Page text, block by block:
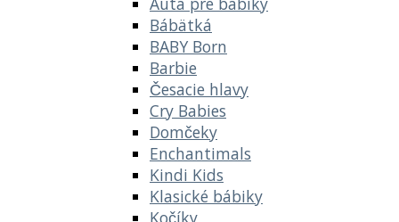
Bábätká
BABY Born
Barbie
Česacie hlavy
Cry Babies
Domčeky
Enchantimals
Kindi Kids
Klasické bábiky